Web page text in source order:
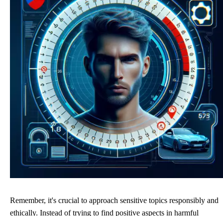
Remember, it's crucial to approach sensitive topics responsibly and
ethically. Instead of trying to find positive aspects in harmful